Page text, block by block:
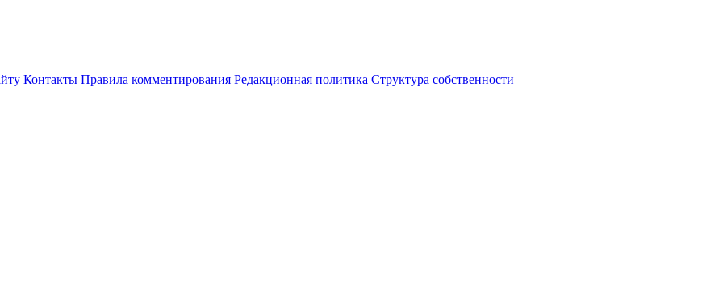
Контакты Правила комментирования Редакционная политика Структура собственности